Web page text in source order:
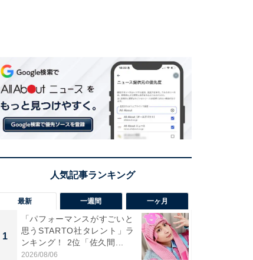
最新 一週間 一ヶ月
1
「パフォーマンスがすごいと
思うSTARTO社タレント」ラ
ンキング！ 2位「佐久間...
2026/08/06